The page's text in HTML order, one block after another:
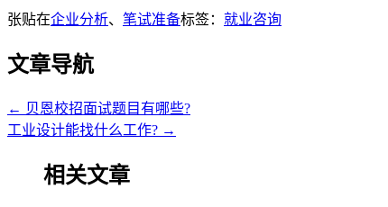
张贴在企业分析、 笔试准备标签： 就业咨询
文章导航
← 贝恩校招面试题目有哪些?
工业设计能找什么工作? →
相关文章